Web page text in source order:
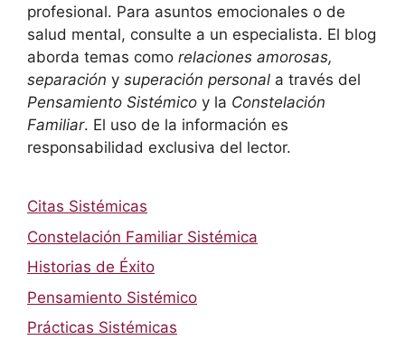
profesional. Para asuntos emocionales o de
salud mental, consulte a un especialista. El blog
aborda temas como relaciones amorosas,
separación y superación personal a través del
Pensamiento Sistémico y la Constelación
Familiar. El uso de la información es
responsabilidad exclusiva del lector.
Citas Sistémicas
Constelación Familiar Sistémica
Historias de Éxito
Pensamiento Sistémico
Prácticas Sistémicas